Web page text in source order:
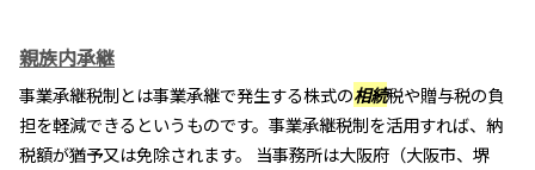
親族内承継
事業承継税制とは事業承継で発生する株式の相続税や贈与税の負
担を軽減できるというものです。事業承継税制を活用すれば、納
税額が猶予又は免除されます。 当事務所は大阪府（大阪市、堺